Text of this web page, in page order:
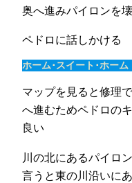
奥へ進みパイロンを
ペドロに話しかける
ホーム･スイート･ホーム
マップを見ると修理
へ進むためペドロの
良い
川の北にあるパイロ
言うと東の川沿いにあ